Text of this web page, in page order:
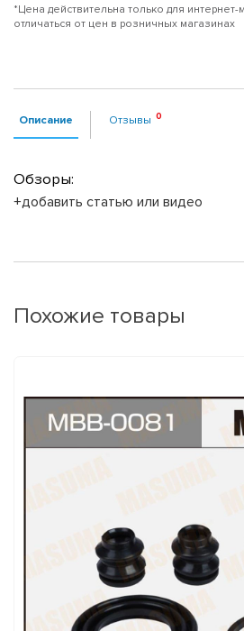
*Цена действительна только для
отличаться от цен в розничных магазинах
Описание Отзывы
Обзоры:
+добавить статью или видео
Похожие товары